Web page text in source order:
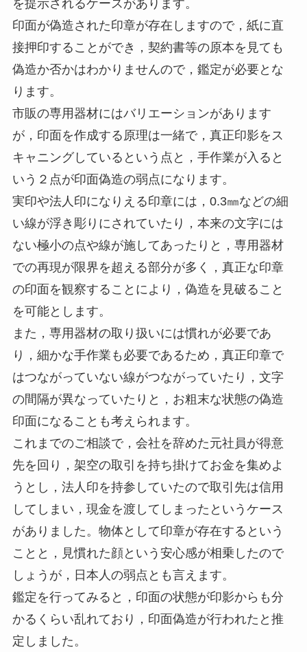
を提示されるケースがあります。
印面が偽造された印章が存在しますので，紙に直
接押印することができ，契約書等の原本を見ても
偽造か否かはわかりませんので，鑑定が必要とな
ります。
市販の専用器材にはバリエーションがあります
が，印面を作成する原理は一緒で，真正印影をス
キャニングしているという点と，手作業が入ると
いう２点が印面偽造の弱点になります。
実印や法人印になりえる印章には，0.3㎜などの細
い線が浮き彫りにされていたり，本来の文字には
ない極小の点や線が施してあったりと，専用器材
での再現が限界を超える部分が多く，真正な印章
の印面を観察することにより，偽造を見破ること
を可能とします。
また，専用器材の取り扱いには慣れが必要であ
り，細かな手作業も必要であるため，真正印章で
はつながっていない線がつながっていたり，文字
の間隔が異なっていたりと，お粗末な状態の偽造
印面になることも考えられます。
これまでのご相談で，会社を辞めた元社員が得意
先を回り，架空の取引を持ち掛けてお金を集めよ
うとし，法人印を持参していたので取引先は信用
してしまい，現金を渡してしまったというケース
がありました。物体として印章が存在するという
ことと，見慣れた顔という安心感が相乗したので
しょうが，日本人の弱点とも言えます。
鑑定を行ってみると，印面の状態が印影からも分
かるくらい乱れており，印面偽造が行われたと推
定しました。